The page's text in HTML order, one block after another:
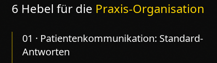
6 Hebel für die Praxis-Organisation
01 · Patientenkommunikation: Standard-
Antworten